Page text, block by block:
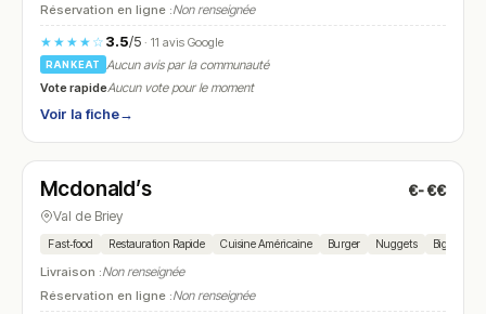
Réservation en ligne :Non renseignée
★★★★☆ 3.5/5· 11 avis Google
RANKEAT
Aucun avis par la communauté
Vote rapideAucun vote pour le moment
Voir la fiche→
N° 25
Mcdonald’s €-€€
Val de Briey
Fast‑food Restauration Rapide Cuisine Américaine Burger Nuggets Big Mac™
Livraison :Non renseignée
Réservation en ligne :Non renseignée